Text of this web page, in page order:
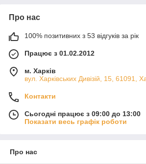
Про нас
100% позитивних з 53 відгуків за рік
Працює з 01.02.2012
м. Харків
вул. Харківських Дивізій, 15, 61091,
Контакти
Сьогодні працює з 09:00 до 13:00
Показати весь графік роботи
Про нас